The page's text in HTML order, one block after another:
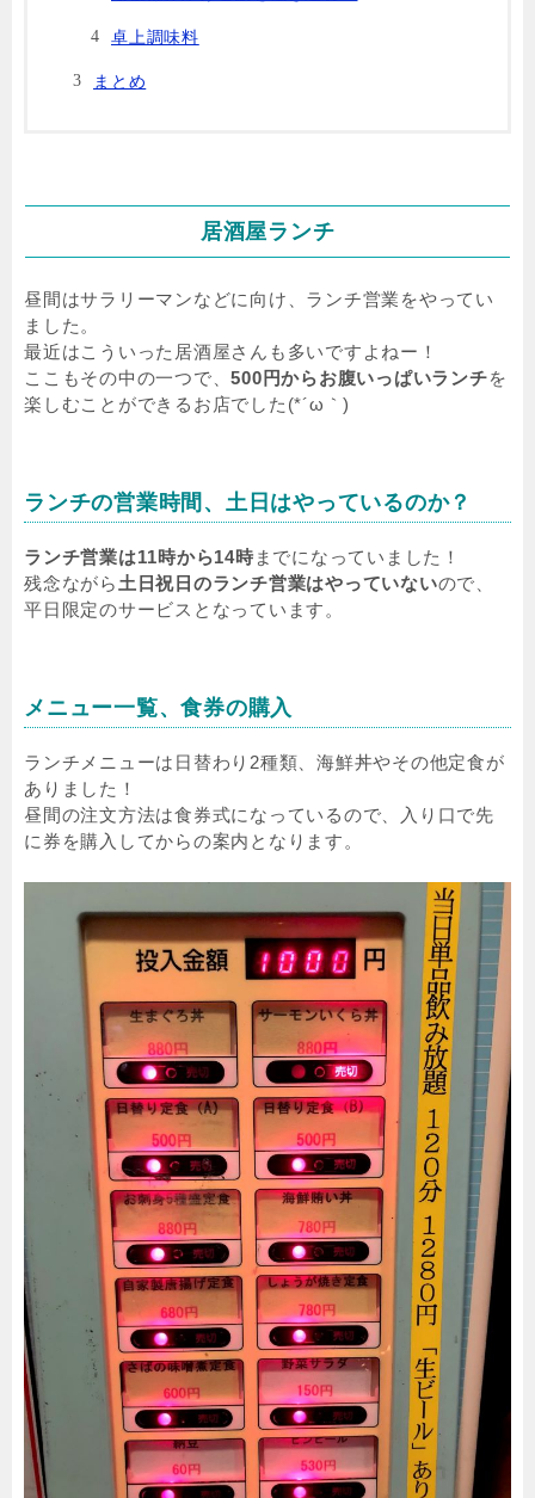
卓上調味料
まとめ
居酒屋ランチ
昼間はサラリーマンなどに向け、ランチ営業をやってい
ました。
最近はこういった居酒屋さんも多いですよねー！
ここもその中の一つで、500円からお腹いっぱいランチを
楽しむことができるお店でした(*´ω｀)
ランチの営業時間、土日はやっているのか？
ランチ営業は11時から14時 までになっていました！
残念ながら 土日祝日のランチ営業はやっていないので、
平日限定のサービスとなっています。
メニュー一覧、食券の購入
ランチメニューは日替わり2種類、海鮮丼やその他定食が
ありました！
昼間の注文方法は食券式になっているので、入り口で先
に券を購入してからの案内となります。